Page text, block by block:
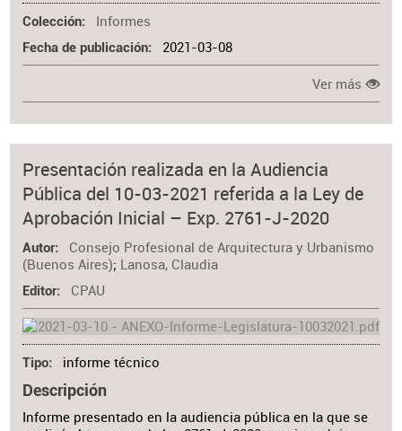
Colección Informes
Fecha de publicación 2021-03-08
Ver más
Presentación realizada en la Audiencia
Pública del 10-03-2021 referida a la Ley de
Aprobación Inicial – Exp. 2761-J-2020
Autor
Consejo Profesional de Arquitectura y Urbanismo
(Buenos Aires); Lanosa, Claudia
Editor CPAU
Tipo informe técnico
Descripción
Informe presentado en la audiencia pública en la que se